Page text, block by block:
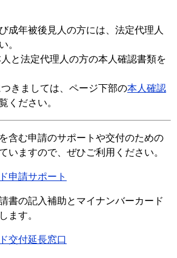
成年被後見人の方には、法定代理人
。
と法定代理人の方の本人確認書類を
きましては、ページ下部の本人確認
ください。
含む申請のサポートや交付のための
いますので、ぜひご利用ください。
申請サポート
書の記入補助とマイナンバーカード
ます。
交付延長窓口